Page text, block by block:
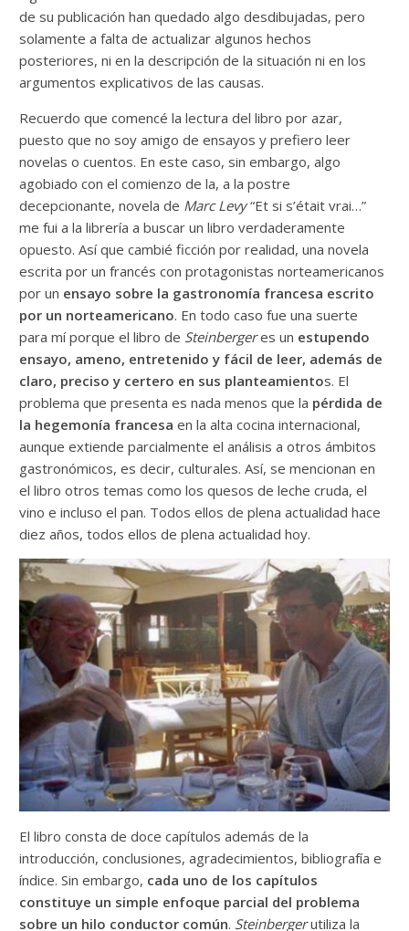
de su publicación han quedado algo desdibujadas, pero
solamente a falta de actualizar algunos hechos
posteriores, ni en la descripción de la situación ni en los
argumentos explicativos de las causas.
Recuerdo que comencé la lectura del libro por azar,
puesto que no soy amigo de ensayos y prefiero leer
novelas o cuentos. En este caso, sin embargo, algo
agobiado con el comienzo de la, a la postre
decepcionante, novela de Marc Levy“Et si s’était vrai…”
me fui a la librería a buscar un libro verdaderamente
opuesto. Así que cambié ficción por realidad, una novela
escrita por un francés con protagonistas norteamericanos
por un ensayo sobre la gastronomía francesa escrito
por un norteamericano. En todo caso fue una suerte
para mí porque el libro de Steinbergeres un estupendo
ensayo, ameno, entretenido y fácil de leer, además de
claro, preciso y certero en sus planteamientos. El
problema que presenta es nada menos que la pérdida de
la hegemonía francesa en la alta cocina internacional,
aunque extiende parcialmente el análisis a otros ámbitos
gastronómicos, es decir, culturales. Así, se mencionan en
el libro otros temas como los quesos de leche cruda, el
vino e incluso el pan. Todos ellos de plena actualidad hace
diez años, todos ellos de plena actualidad hoy.
El libro consta de doce capítulos además de la
introducción, conclusiones, agradecimientos, bibliografía e
índice. Sin embargo, cada uno de los capítulos
constituye un simple enfoque parcial del problema
sobre un hilo conductor común. Steinbergerutiliza la